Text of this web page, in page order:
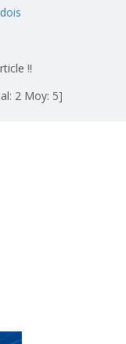
!!
2 Moy: 5]